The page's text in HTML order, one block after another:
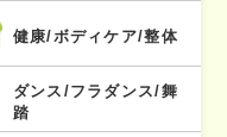
健康/ボディケア/整体
ダンス/フラダンス/舞
踏